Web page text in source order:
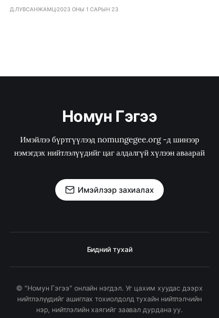
Д.ЛУВСАНЖАМЦ 2023 ОНЫ 1 САРЫН 23
Номун Гэгээ
Имэйлээ бүртгүүлээд nomungegee.org -д шинээр
нэмэгдэх нийтлэлүүдийг цаг алдалгүй хүлээн аваарай
Имэйлээр захиалах
Бидний тухай
© "Номун Гэгээ" онлайн нэгдэл. Уг цахим хуудас дээрх
нийтлэлүүдийг ашиглах тохиолдолд тухайн нийтлэлчийн
нэр, нийтлэлийн хаягийг заавал дурдана уу.